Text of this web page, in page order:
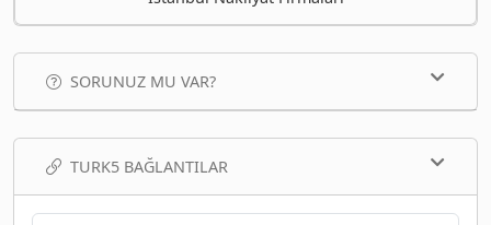
SORUNUZ MU VAR?
TURK5 BAĞLANTILAR